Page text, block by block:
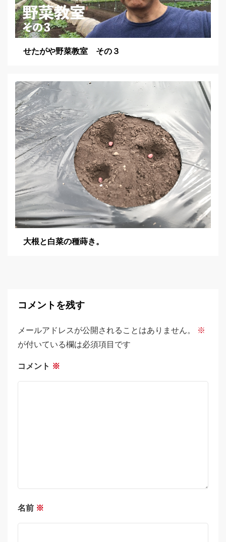
せたがや野菜教室 その３
大根と白菜の種蒔き。
コメントを残す
メールアドレスが公開されることはありません。
※
が付いている欄は必須項目です
コメント ※
名前 ※